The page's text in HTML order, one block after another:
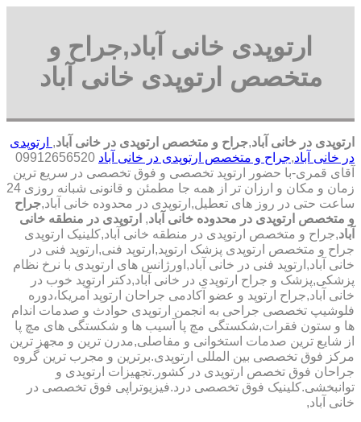
ارتوپدی خانی آباد,جراح و
متخصص ارتوپدی خانی آباد
ارتوپدی در خانی آباد,جراح و متخصص ارتوپدی در خانی آباد, ارتوپدی
در خانی آباد,جراح و متخصص ارتوپدی در خانی آباد 09912656520
آقای قمری-با حضور ارتوپد تخصصی و فوق تخصصی در سریع ترین
زمان و مکان و ارزان تر از همه جا مطمئن و قانونی شبانه روزی 24
ساعت حتی در روز های تعطیل,ارتوپدی در محدوده خانی آباد,جراح
و متخصص ارتوپدی در محدوده خانی آباد, ارتوپدی در منطقه خانی
آباد,جراح و متخصص ارتوپدی در منطقه خانی آباد,کلینیک ارتوپدی
جراح و متخصص ارتوپدی پزشک ارتوپد,ارتوپد فنی,ارتوپد فنی در
خانی آباد,ارتوپد فنی در خانی آباد,اورژانس های ارتوپدی با نرخ نظام
پزشکی,پزشک و جراح ارتوپدی در خانی آباد,دکتر ارتوپد خوب در
خانی آباد,جراح ارتوپد و عضو آکادمی جراحان ارتوپد آمریکا،دوره
فلوشیپ تخصصی جراحی به انجمن ارتوپدی حوادث و صدمات اندام
ها و ستون فقرات,شکستگی مچ پا آسیب ها و شکستگی های مچ پا
از شایع ترین صدمات استخوانی و مفاصلی,مدرن ترین و مجهز ترین
مرکز فوق تخصصی بین المللی ارتوپدی.برترین ‏و ‏مجرب ‏ترین ‏گروه
‏جراحان ‏فوق ‏تخصص ‏ارتوپدی ‏در ‏کشور.تجهیزات ارتوپدی و
توانبخشی.کلینیک فوق تخصصی درد.فیزیوتراپی فوق تخصصی در
خانی آباد,